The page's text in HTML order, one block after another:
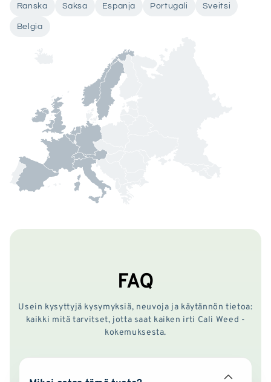
Ranska Saksa Espanja Portugali Sveitsi
Belgia
FAQ
Usein kysyttyjä kysymyksiä, neuvoja ja käytännön tietoa:
kaikki mitä tarvitset, jotta saat kaiken irti Cali Weed -
kokemuksesta.